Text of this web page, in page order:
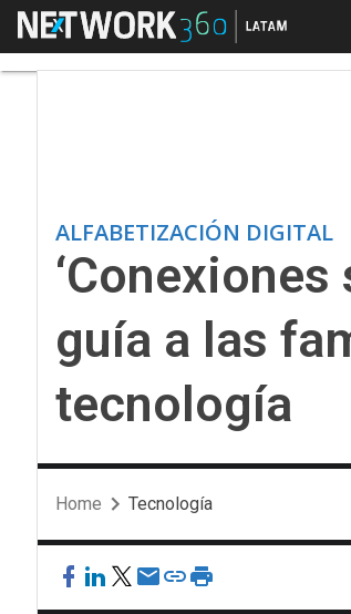
Menú
ALFABETIZACIÓN DIGITAL
guía a las
tecnología
Home Tecnología